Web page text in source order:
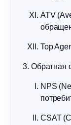
ATV
Top
Обратная
NPS
CSAT